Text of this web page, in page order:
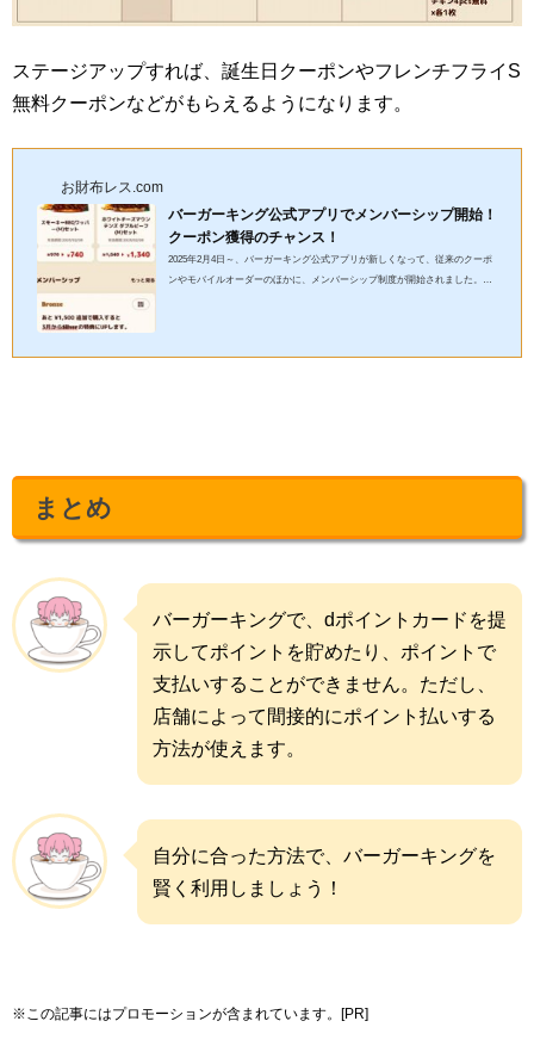
ステージアップすれば、誕生日クーポンやフレンチフライS
無料クーポンなどがもらえるようになります。
お財布レス.com
バーガーキング公式アプリでメンバーシップ開始！
クーポン獲得のチャンス！
2025年2月4日～、バーガーキング公式アプリが新しくなって、従来のクーポ
ンやモバイルオーダーのほかに、メンバーシップ制度が開始されました。こ
まとめ
バーガーキングで、dポイントカードを提
示してポイントを貯めたり、ポイントで
支払いすることができません。ただし、
店舗によって間接的にポイント払いする
方法が使えます。
自分に合った方法で、バーガーキングを
賢く利用しましょう！
※この記事にはプロモーションが含まれています。[PR]